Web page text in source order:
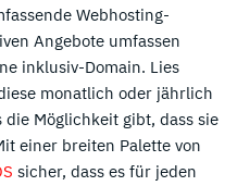
Webhosting-
Angebote umfassen
inklusiv-Domain. Lies
monatlich oder jährlich
Möglichkeit gibt, dass sie
einer breiten Palette von
sicher, dass es für jeden